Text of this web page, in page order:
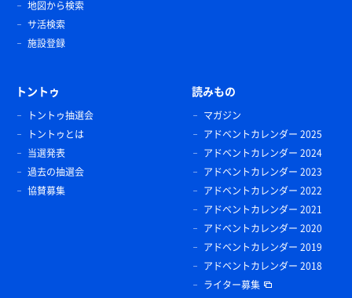
地図から検索
サ活検索
施設登録
トントゥ
トントゥ抽選会
トントゥとは
当選発表
過去の抽選会
協賛募集
読みもの
マガジン
アドベントカレンダー 2025
アドベントカレンダー 2024
アドベントカレンダー 2023
アドベントカレンダー 2022
アドベントカレンダー 2021
アドベントカレンダー 2020
アドベントカレンダー 2019
アドベントカレンダー 2018
ライター募集